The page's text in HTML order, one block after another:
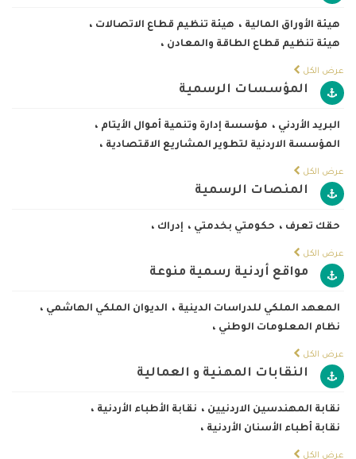
هيئة الأوراق المالية ، هيئة تنظيم قطاع الاتصالات ،
هيئة تنظيم قطاع الطاقة والمعادن ،
عرض الكل
المؤسسات الرسمية
البريد الأردني ، مؤسسة إدارة وتنمية أموال الأيتام ،
المؤسسة الاردنية لتطوير المشاريع الاقتصادية ،
عرض الكل
المنصات الرسمية
حقك تعرف ، حكومتي بخدمتي ، إدراك ،
عرض الكل
مواقع أردنية رسمية منوعة
المعهد الملكي للدراسات الدينية ، الديوان الملكي الهاشمي ،
نظام المعلومات الوطني ،
عرض الكل
النقابات المهنية و العمالية
نقابة المهندسين الاردنيين ، نقابة الأطباء الأردنية ،
نقابة أطباء الأسنان الأردنية ،
عرض الكل